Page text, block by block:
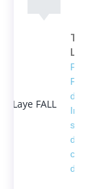
Laye
dans la
de